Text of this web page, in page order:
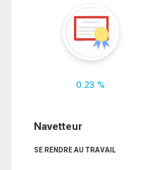
0.23 %
Navetteur
SE RENDRE AU TRAVAIL